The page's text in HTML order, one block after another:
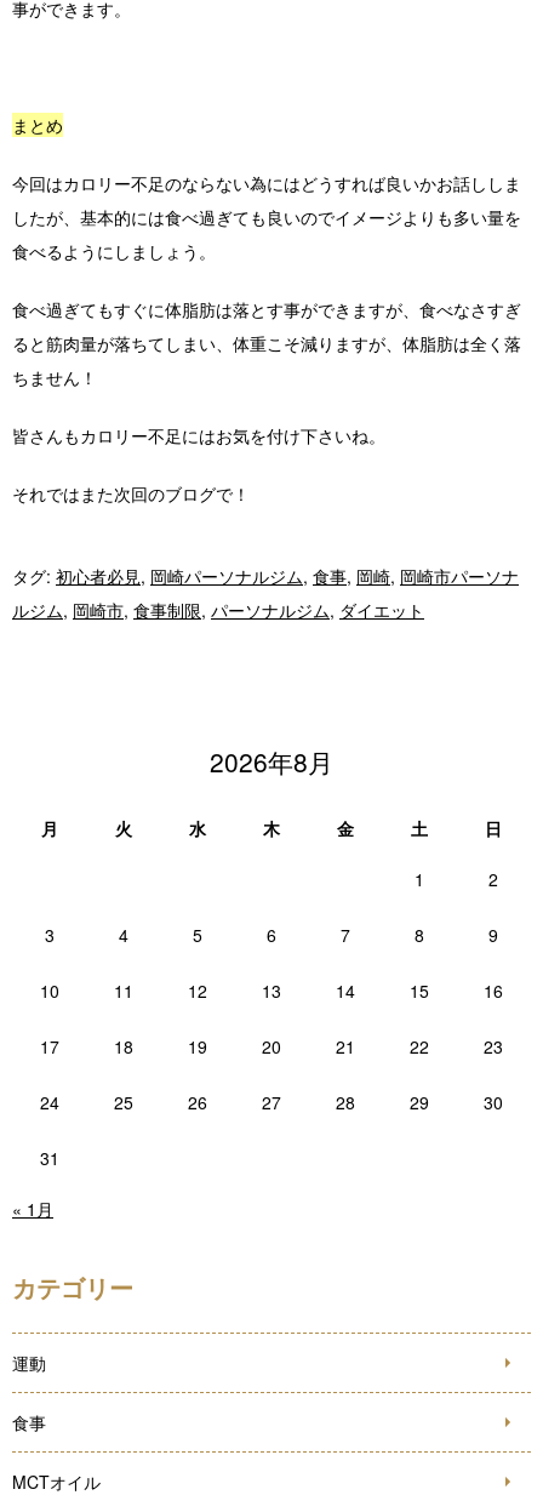
事ができます。
まとめ
今回はカロリー不足のならない為にはどうすれば良いかお話ししま
したが、基本的には食べ過ぎても良いのでイメージよりも多い量を
食べるようにしましょう。
食べ過ぎてもすぐに体脂肪は落とす事ができますが、食べなさすぎ
ると筋肉量が落ちてしまい、体重こそ減りますが、体脂肪は全く落
ちません！
皆さんもカロリー不足にはお気を付け下さいね。
それではまた次回のブログで！
タグ: 初心者必見, 岡崎パーソナルジム, 食事, 岡崎, 岡崎市パーソナ
ルジム, 岡崎市, 食事制限, パーソナルジム, ダイエット
2026年8月
月 火 水 木 金 土 日
1 2
3 4 5 6 7 8 9
10 11 12 13 14 15 16
17 18 19 20 21 22 23
24 25 26 27 28 29 30
31
« 1月
カテゴリー
運動
食事
MCTオイル